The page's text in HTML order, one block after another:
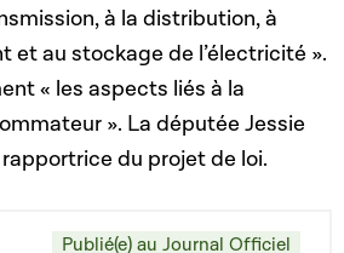
à la distribution, à
et au stockage de l’électricité ».
« les aspects liés à la
». La députée Jessie
du projet de loi.
Publié(e) au Journal Officiel